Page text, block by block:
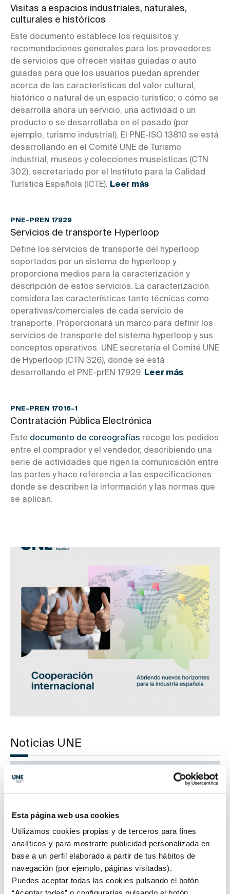
Esta página web usa cookies
Utilizamos cookies propias y de terceros para fines
analíticos y para mostrarte publicidad personalizada en
base a un perfil elaborado a partir de tus hábitos de
navegación (por ejemplo, páginas visitadas).
Puedes aceptar todas las cookies pulsando el botón
Visitas a espacios industriales, naturales,
culturales e históricos
Este documento establece los requisitos y
recomendaciones generales para los proveedores
de servicios que ofrecen visitas guiadas o auto
guiadas para que los usuarios puedan aprender
acerca de las características del valor cultural,
histórico o natural de un espacio turístico; o cómo se
desarrolla ahora un servicio, una actividad o un
producto o se desarrollaba en el pasado (por
ejemplo, turismo industrial). El PNE-ISO 13810 se está
desarrollando en el Comité UNE de Turismo
industrial, museos y colecciones museísticas (CTN
302), secretariado por el Instituto para la Calidad
Turística Española (ICTE). Leer más
PNE-PREN 17929
Servicios de transporte Hyperloop
Define los servicios de transporte del hyperloop
soportados por un sistema de hyperloop y
proporciona medios para la caracterización y
descripción de estos servicios. La caracterización
considera las características tanto técnicas como
operativas/comerciales de cada servicio de
transporte. Proporcionará un marco para definir los
servicios de transporte del sistema hyperloop y sus
conceptos operativos. UNE secretaría el Comité UNE
de Hyperloop (CTN 326), donde se está
desarrollando el PNE-prEN 17929. Leer más
PNE-PREN 17016-1
Contratación Pública Electrónica
Este documento de coreografías recoge los pedidos
entre el comprador y el vendedor, describiendo una
serie de actividades que rigen la comunicación entre
las partes y hace referencia a las especificaciones
donde se describen la información y las normas que
se aplican.
Noticias UNE
UNE, en FITUR 2023
MITECO
Transformación digital para ciudades y comunidades
Reunión de lanzamiento del proyecto VIDEXPERT